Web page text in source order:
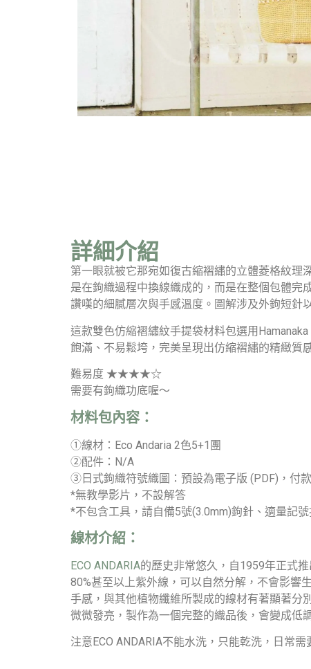
詳細介紹
第一眼就被它那宛如復古縮褶繡的立體菱格紋理
是在鉤織過程中換線織成的，而是在整個包體完
讚嘆的細膩層次與手感溫度。圖解涉及外鉤短針
這款雙色仿縮褶繡紋手提袋材料包選用
飽滿、不易鬆垮，完美呈現出仿縮褶繡的精緻質
難易度 ★★★★☆
需要有鉤織功底喔～
材料包內容：
①線材：Eco Andaria 2色5+1團
②配件：N/A
③日式鉤織符號織圖：預設為電子版 (PDF)，付
*無教學影片，不設解答
*不包含工具，請自備5號(3.0mm)鉤針、適量記
線材介紹：
ECO ANDARIA的歷史非常悠久，自1959年正式
80%甚至以上紫外線，可以自然分解，不會影響
手感，與其他植物纖維所製成的線材有著顯著分
微微發亮，製作為一個完整的織品後，會變成低
注意ECO ANDARIA不能水洗，只能乾洗，日常